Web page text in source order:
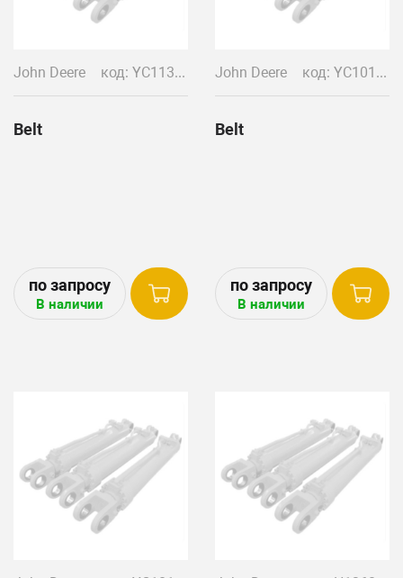
John Deere код: YC11368
Belt
В наличии
John Deere код: YC10134
Belt
В наличии